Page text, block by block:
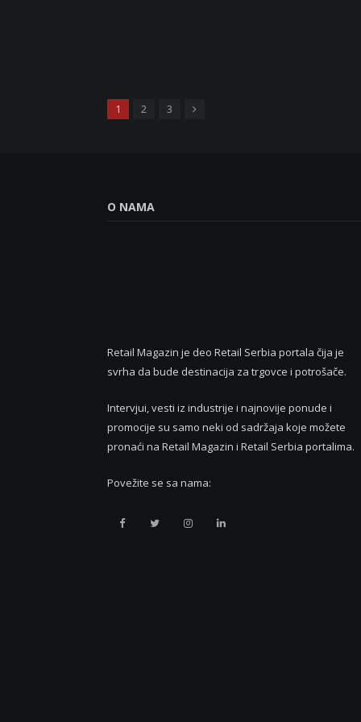
1 2 3 Sledeće
O NAMA
Retail Magazin je deo Retail Serbia portala čija je
svrha da bude destinacija za trgovce i potrošače.
Intervjui, vesti iz industrije i najnovije ponude i
promocije su samo neki od sadržaja koje možete
pronaći na Retail Magazin i Retail Serbia portalima.
Povežite se sa nama:
Retail Retail Retail Retail